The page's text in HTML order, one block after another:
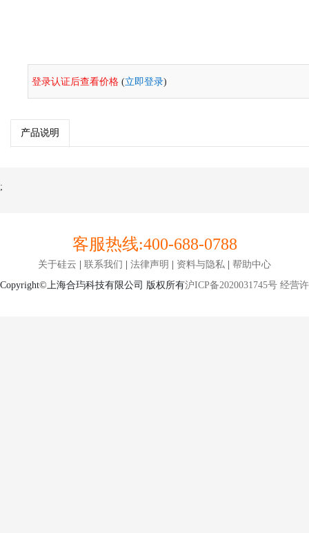
登录认证后查看价格 (立即登录)
产品说明
;
客服热线:400-688-0788
关于硅云 | 联系我们 | 法律声明 | 资料与隐私 | 帮助中心
Copyright©上海合玙科技有限公司 版权所有沪ICP备2020031745号 经营